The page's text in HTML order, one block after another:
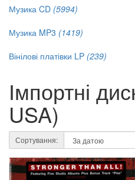
Музика CD (5994)
Музика MP3 (1419)
Вінілові платівки LP (239)
Імпортні
USA)
Сортування: